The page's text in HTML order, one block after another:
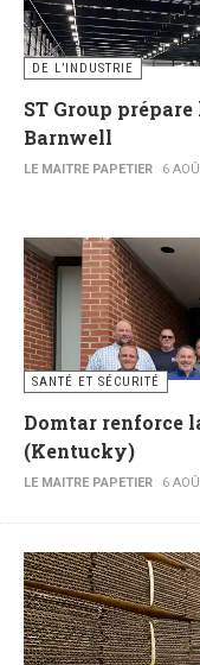
DE L’INDUSTRIE
ST Group
Barnwell
LE MAITRE PAPETIER 6
SANTÉ ET SÉCURITÉ
Domtar renforce
(Kentucky)
LE MAITRE PAPETIER 6